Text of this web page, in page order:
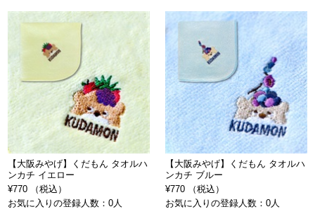
【大阪みやげ】くだもん タオルハ
ンカチ イエロー
¥770 （税込）
お気に入りの登録人数：0人
【大阪みやげ】くだもん タオルハ
ンカチ ブルー
¥770 （税込）
お気に入りの登録人数：0人